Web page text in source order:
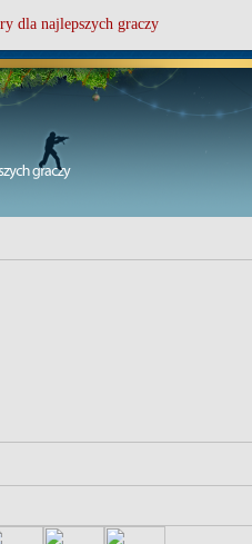
dla najlepszych graczy